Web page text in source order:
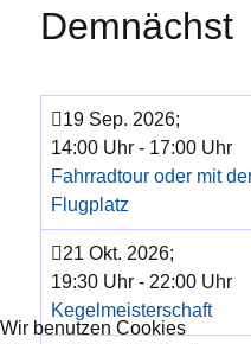
Demnächst
19 Sep. 2026;
14:00 Uhr - 17:00 Uhr
Fahrradtour oder mit
Flugplatz
21 Okt. 2026;
19:30 Uhr - 22:00 Uhr
Kegelmeisterschaft
Wir benutzen Cookies